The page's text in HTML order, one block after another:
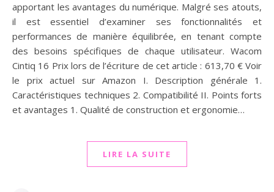
apportant les avantages du numérique. Malgré ses atouts,
il est essentiel d’examiner ses fonctionnalités et
performances de manière équilibrée, en tenant compte
des besoins spécifiques de chaque utilisateur. Wacom
Cintiq 16 Prix lors de l’écriture de cet article : 613,70 € Voir
le prix actuel sur Amazon I. Description générale 1.
Caractéristiques techniques 2. Compatibilité II. Points forts
et avantages 1. Qualité de construction et ergonomie…
LIRE LA SUITE